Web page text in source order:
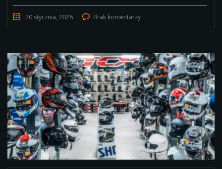
20 stycznia, 2026 Brak komentarzy